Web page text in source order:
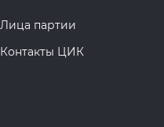
Лица партии
Контакты ЦИК